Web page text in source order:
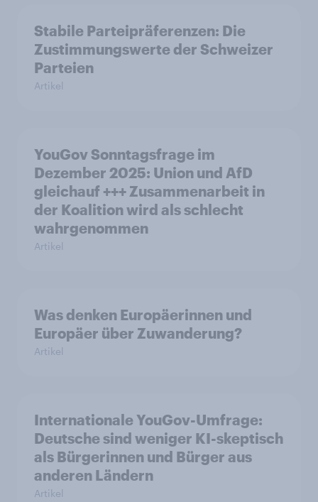
Stabile Parteipräferenzen: Die
Zustimmungswerte der Schweizer
Parteien
Artikel
YouGov Sonntagsfrage im
Dezember 2025: Union und AfD
gleichauf +++ Zusammenarbeit in
der Koalition wird als schlecht
wahrgenommen
Artikel
Was denken Europäerinnen und
Europäer über Zuwanderung?
Artikel
Internationale YouGov-Umfrage:
Deutsche sind weniger KI-skeptisch
als Bürgerinnen und Bürger aus
anderen Ländern
Artikel